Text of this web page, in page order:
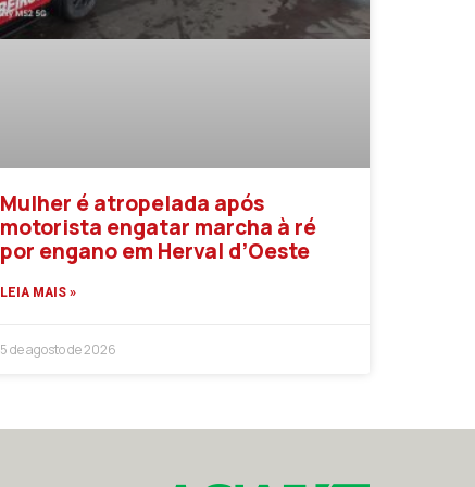
Mulher é atropelada após
motorista engatar marcha à ré
por engano em Herval d’Oeste
LEIA MAIS »
5 de agosto de 2026